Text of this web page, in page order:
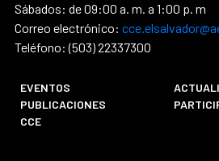
Sábados: de 09:00 a. m. a 1:00 p. m
Correo electrónico:
Teléfono: (503) 22337300
EVENTOS
PUBLICACIONES
CCE